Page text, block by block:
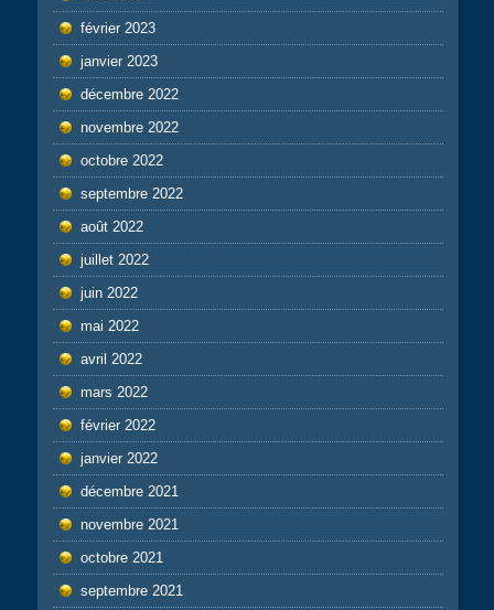
février 2023
janvier 2023
décembre 2022
novembre 2022
octobre 2022
septembre 2022
août 2022
juillet 2022
juin 2022
mai 2022
avril 2022
mars 2022
février 2022
janvier 2022
décembre 2021
novembre 2021
octobre 2021
septembre 2021